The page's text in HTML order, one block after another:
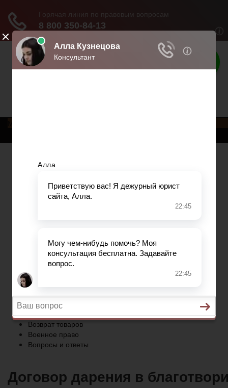
Права граждан
Трудовое право
Предпринимательское право
Военное право
Вопросы и ответы
Главная
Трудовое право
Предпринимательское право
Возврат товаров
Военное право
Вопросы и ответы
Договор дарения в